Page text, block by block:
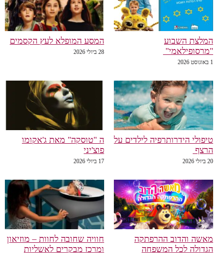
המלצת השבוע
"מרסופילאמי"
1 באוגוסט 2026
המסע המופלא לעץ הקסמים
28 ביולי 2026
טיפולי הידרותרפיה לילדים על
הרצף
20 ביולי 2026
ה "טוסקה" מאת ג'אקומו
פוצ'יני
17 ביולי 2026
מאשה והדוב ההרפתקה
הגדולה לכל המשפחה
חוויה שחובה לחוות – מוזיאון
ומרכז מבקרים לאשליות